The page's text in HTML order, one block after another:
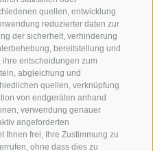
quellen, entwicklung
reduzierter daten zur
der sicherheit, verhinderung
bereitstellung und
entscheidungen zum
abgleichung und
quellen, verknüpfung
von endgeräten anhand
verwendung genauer
angeforderten
Ihnen frei, Ihre Zustimmung zu
ohne dass dies zu
UNS
765 325